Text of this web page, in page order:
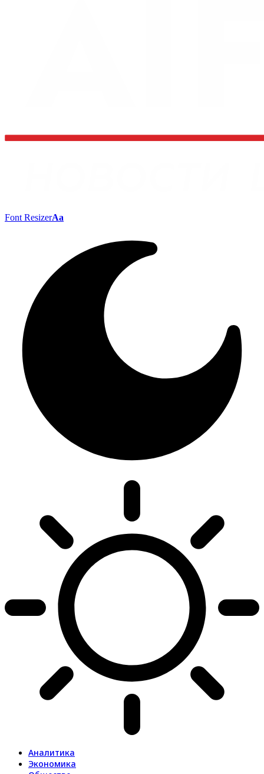
Font ResizerAa
Аналитика
Экономика